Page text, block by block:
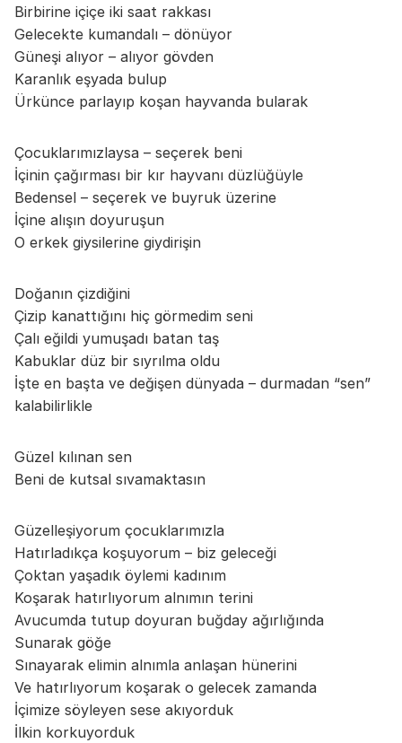
Birbirine içiçe iki saat rakkası
Gelecekte kumandalı – dönüyor
Güneşi alıyor – alıyor gövden
Karanlık eşyada bulup
Ürkünce parlayıp koşan hayvanda bularak
Çocuklarımızlaysa – seçerek beni
İçinin çağırması bir kır hayvanı düzlüğüyle
Bedensel – seçerek ve buyruk üzerine
İçine alışın doyuruşun
O erkek giysilerine giydirişin
Doğanın çizdiğini
Çizip kanattığını hiç görmedim seni
Çalı eğildi yumuşadı batan taş
Kabuklar düz bir sıyrılma oldu
İşte en başta ve değişen dünyada – durmadan “sen”
kalabilirlikle
Güzel kılınan sen
Beni de kutsal sıvamaktasın
Güzelleşiyorum çocuklarımızla
Hatırladıkça koşuyorum – biz geleceği
Çoktan yaşadık öylemi kadınım
Koşarak hatırlıyorum alnımın terini
Avucumda tutup doyuran buğday ağırlığında
Sunarak göğe
Sınayarak elimin alnımla anlaşan hünerini
Ve hatırlıyorum koşarak o gelecek zamanda
İçimize söyleyen sese akıyorduk
İlkin korkuyorduk